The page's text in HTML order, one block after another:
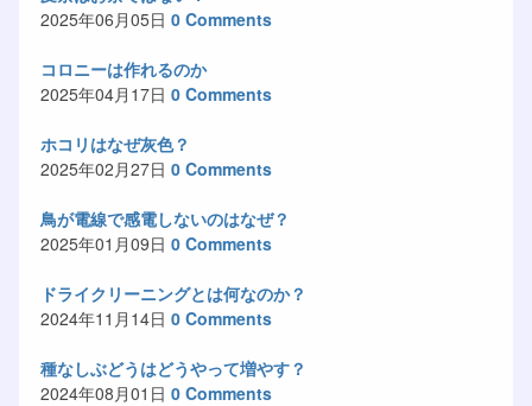
2025年06月05日 0 Comments
コロニーは作れるのか
2025年04月17日 0 Comments
ホコリはなぜ灰色？
2025年02月27日 0 Comments
鳥が電線で感電しないのはなぜ？
2025年01月09日 0 Comments
ドライクリーニングとは何なのか？
2024年11月14日 0 Comments
種なしぶどうはどうやって増やす？
2024年08月01日 0 Comments